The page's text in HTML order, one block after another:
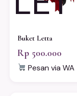
Buket Letta
Rp 500.000
Pesan via WA